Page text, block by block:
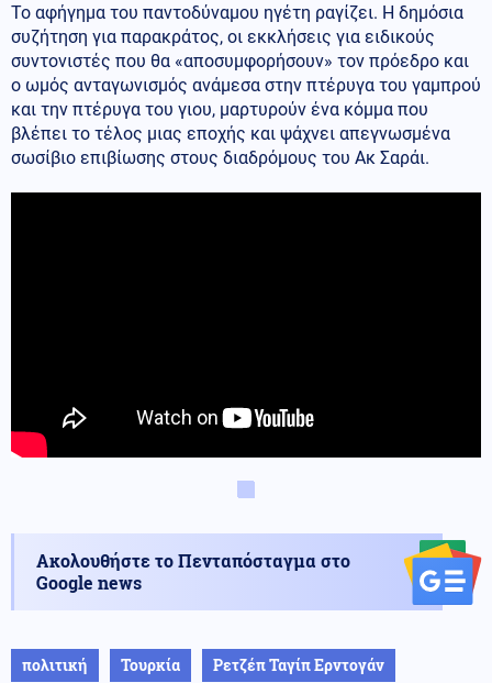
Το αφήγημα του παντοδύναμου ηγέτη ραγίζει. Η δημόσια
συζήτηση για παρακράτος, οι εκκλήσεις για ειδικούς
συντονιστές που θα «αποσυμφορήσουν» τον πρόεδρο και
ο ωμός ανταγωνισμός ανάμεσα στην πτέρυγα του γαμπρού
και την πτέρυγα του γιου, μαρτυρούν ένα κόμμα που
βλέπει το τέλος μιας εποχής και ψάχνει απεγνωσμένα
σωσίβιο επιβίωσης στους διαδρόμους του Ακ Σαράι.
Ακολουθήστε το Πενταπόσταγμα στο
Google news
πολιτική Τουρκία Ρετζέπ Ταγίπ Ερντογάν